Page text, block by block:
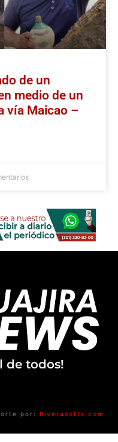
de un
medio de un
vía Maicao –
de todos!
por: Riverasofts.com